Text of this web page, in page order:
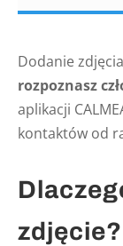
Dodanie
rozpoznasz
aplikacji
kontaktów od
zdjęcie?